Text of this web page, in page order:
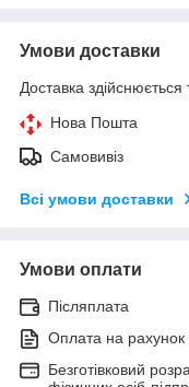
Умови доставки
Доставка здійснюється
Нова Пошта
Самовивіз
Всі умови доставки
Умови оплати
Післяплата
Оплата на рахунок
Безготівковий